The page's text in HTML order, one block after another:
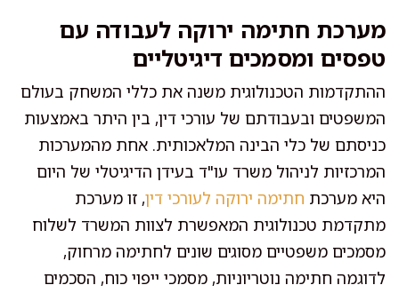
מערכת חתימה ירוקה לעבודה עם
טפסים ומסמכים דיגיטליים
ההתקדמות הטכנולוגית משנה את כללי המשחק בעולם
המשפטים ובעבודתם של עורכי דין, בין היתר באמצעות
כניסתם של כלי הבינה המלאכותית. אחת מהמערכות
המרכזיות לניהול משרד עו"ד בעידן הדיגיטלי של היום
היא מערכת חתימה ירוקה לעורכי דין, זו מערכת
מתקדמת טכנולוגית המאפשרת לצוות המשרד לשלוח
מסמכים משפטיים מסוגים שונים לחתימה מרחוק,
לדוגמה חתימה נוטריוניות, מסמכי ייפוי כוח, הסכמים